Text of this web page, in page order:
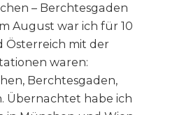
– Berchtesgaden
August war ich für 10
Österreich mit der
waren:
Berchtesgaden,
Übernachtet habe ich